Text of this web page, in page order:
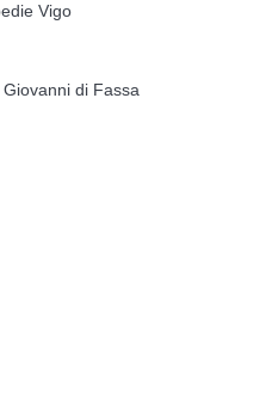
Vigo
di Fassa